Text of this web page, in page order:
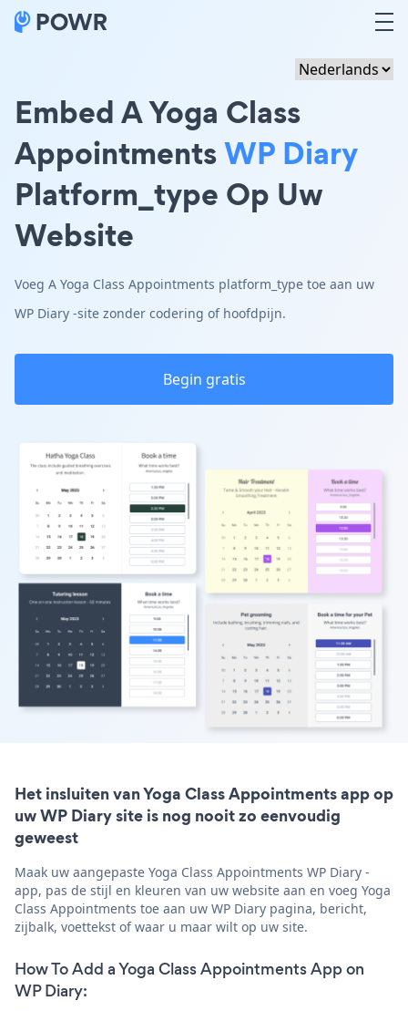
Embed A Yoga Class
AppointmentsWP Diary
Platform_type Op Uw
Website
Voeg A Yoga Class Appointments platform_type toe aan uw
WP Diary -site zonder codering of hoofdpijn.
Begin gratis
Het insluiten van Yoga Class Appointments app op
uw WP Diary site is nog nooit zo eenvoudig
geweest
Maak uw aangepaste Yoga Class Appointments WP Diary -
app, pas de stijl en kleuren van uw website aan en voeg Yoga
Class Appointments toe aan uw WP Diary pagina, bericht,
zijbalk, voettekst of waar u maar wilt op uw site.
How To Add a Yoga Class Appointments App on
WP Diary: